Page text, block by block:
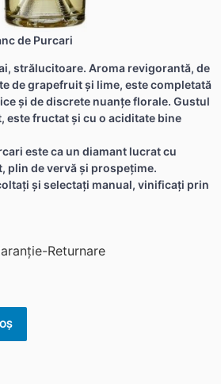
de Purcari
strălucitoare. Aroma revigorantă, de
de grapefruit şi lime, este completată
şi de discrete nuanţe florale. Gustul
este fructat şi cu o aciditate bine
este ca un diamant lucrat cu
plin de vervă şi prospeţime.
şi selectaţi manual, vinificaţi prin
Returnare